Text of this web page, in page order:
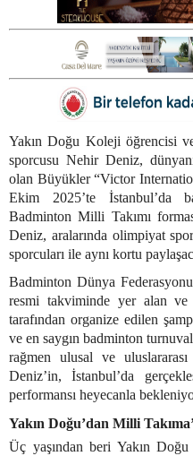
Yakın Doğu Koleji öğrencisi
sporcusu Nehir Deniz,
olan Büyükler “Victor
Ekim 2025’te İstanbul’da
Badminton Milli Takımı
Deniz, aralarında olimpiyat
sporcuları ile aynı kortu
Badminton Dünya
resmi takviminde yer alan ve
tarafından organize edilen
ve en saygın badminton
rağmen ulusal ve
Deniz’in, İstanbul’da
performansı heyecanla
Yakın Doğu’dan Milli
Üç yaşından beri Yakın